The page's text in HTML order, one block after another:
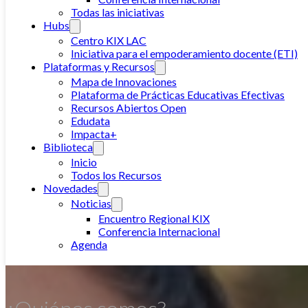
Todas las iniciativas
Hubs
Centro KIX LAC
Iniciativa para el empoderamiento docente (ETI)
Plataformas y Recursos
Mapa de Innovaciones
Plataforma de Prácticas Educativas Efectivas
Recursos Abiertos Open
Edudata
Impacta+
Biblioteca
Inicio
Todos los Recursos
Novedades
Noticias
Encuentro Regional KIX
Conferencia Internacional
Agenda